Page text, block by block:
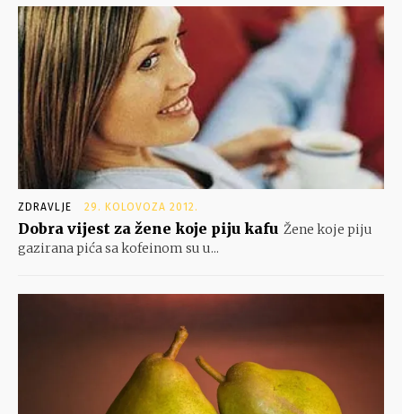
ZDRAVLJE 29. KOLOVOZA 2012.
Dobra vijest za žene koje piju kafu Žene koje piju
gazirana pića sa kofeinom su u...